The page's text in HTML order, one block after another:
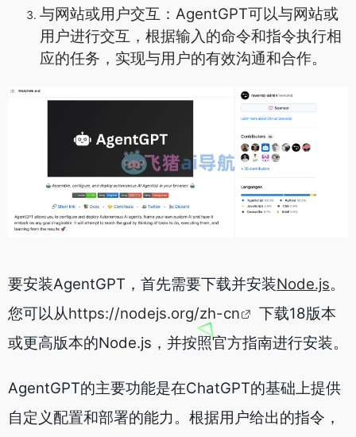
与网站或用户交互：AgentGPT可以与网站或
用户进行交互，根据输入的命令和指令执行相
应的任务，实现与用户的有效沟通和合作。
要安装AgentGPT，首先需要下载并安装Node.js。
您可以从https://nodejs.org/zh-cn
下载18版本
或更高版本的Node.js，并按照官方指南进行安装。
AgentGPT的主要功能是在ChatGPT的基础上提供
自定义配置和部署的能力。根据用户给出的指令，